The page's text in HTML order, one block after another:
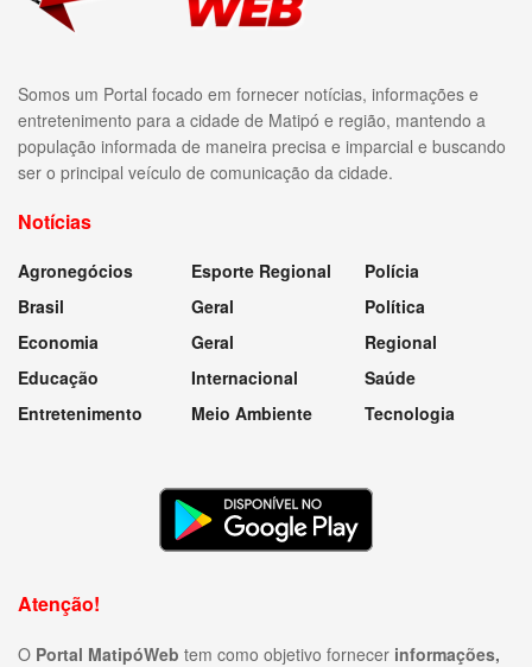
Somos um Portal focado em fornecer notícias, informações e
entretenimento para a cidade de Matipó e região, mantendo a
população informada de maneira precisa e imparcial e buscando
ser o principal veículo de comunicação da cidade.
Notícias
Agronegócios
Brasil
Economia
Educação
Entretenimento
Esporte Regional
Geral
Geral
Internacional
Meio Ambiente
Polícia
Política
Regional
Saúde
Tecnologia
Atenção!
O Portal MatipóWeb tem como objetivo fornecer informações,